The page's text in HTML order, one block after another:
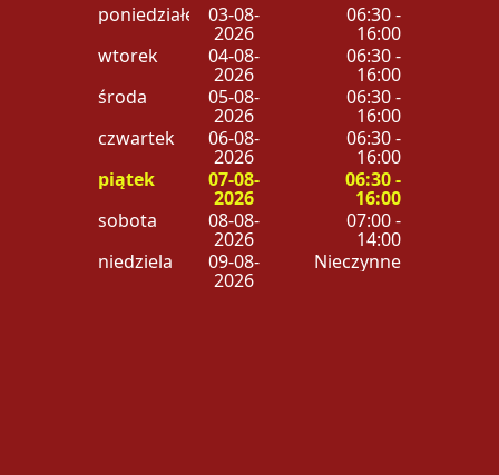
poniedziałek 03-08-
2026
06:30 -
16:00
wtorek
04-08-
2026
06:30 -
16:00
środa
05-08-
2026
06:30 -
16:00
czwartek
06-08-
2026
06:30 -
16:00
piątek
07-08-
2026
06:30 -
16:00
sobota
08-08-
2026
07:00 -
14:00
niedziela
09-08-
2026
Nieczynne